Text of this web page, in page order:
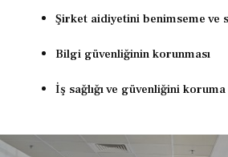
Şirket aidiyetini benimseme ve
Bilgi güvenliğinin korunması
İş sağlığı ve güvenliğini koruma